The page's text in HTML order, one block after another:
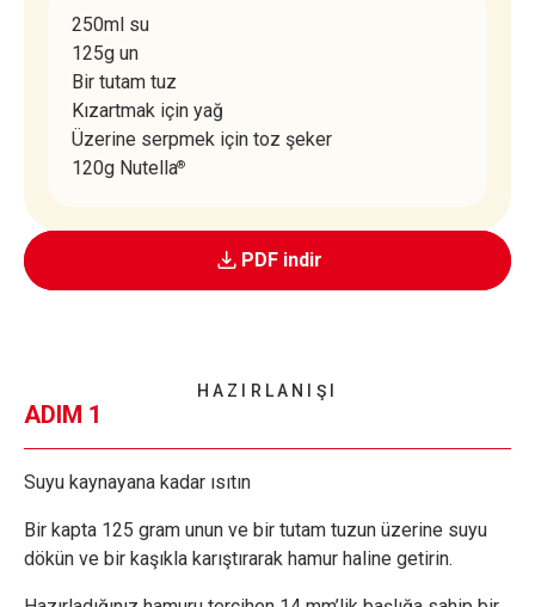
250ml su
125g un
Bir tutam tuz
Kızartmak için yağ
Üzerine serpmek için toz şeker
120g Nutella®
PDF indir
HAZIRLANIŞI
ADIM 1
Suyu kaynayana kadar ısıtın
Bir kapta 125 gram unun ve bir tutam tuzun üzerine suyu
dökün ve bir kaşıkla karıştırarak hamur haline getirin.